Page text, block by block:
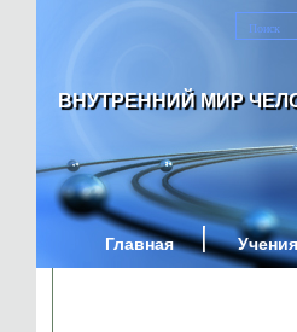
ВНУТРЕННИЙ МИР
Главная